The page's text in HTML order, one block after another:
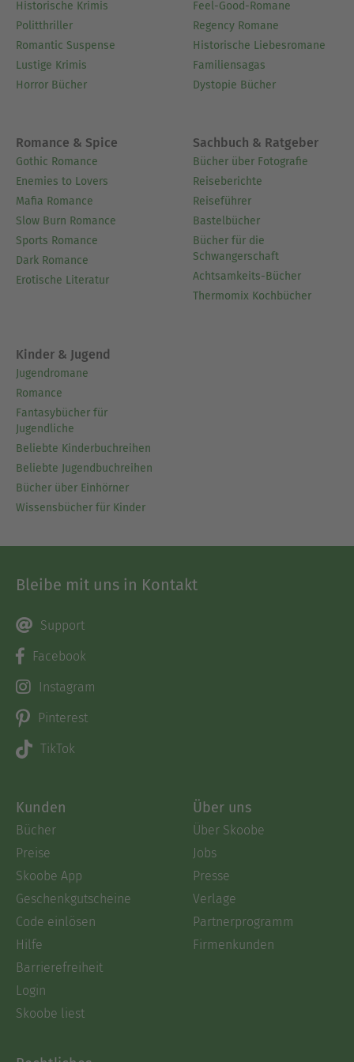
Historische Krimis
Politthriller
Romantic Suspense
Lustige Krimis
Horror Bücher
Feel-Good-Romane
Regency Romane
Historische Liebesromane
Familiensagas
Dystopie Bücher
Romance & Spice
Gothic Romance
Enemies to Lovers
Mafia Romance
Slow Burn Romance
Sports Romance
Dark Romance
Erotische Literatur
Sachbuch & Ratgeber
Bücher über Fotografie
Reiseberichte
Reiseführer
Bastelbücher
Bücher für die
Schwangerschaft
Achtsamkeits-Bücher
Thermomix Kochbücher
Kinder & Jugend
Jugendromane
Romance
Fantasybücher für
Jugendliche
Beliebte Kinderbuchreihen
Beliebte Jugendbuchreihen
Bücher über Einhörner
Wissensbücher für Kinder
Bleibe mit uns in Kontakt
Support
Facebook
Instagram
Pinterest
TikTok
Kunden
Bücher
Preise
Skoobe App
Geschenkgutscheine
Code einlösen
Hilfe
Barrierefreiheit
Login
Skoobe liest
Über uns
Über Skoobe
Jobs
Presse
Verlage
Partnerprogramm
Firmenkunden